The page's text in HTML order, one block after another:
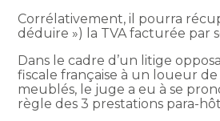
Corrélativement, il pourra
déduire ») la TVA facturée par
Dans le cadre d’un litige
fiscale française à un loueur
meublés, le juge a eu à se
règle des 3 prestations para-